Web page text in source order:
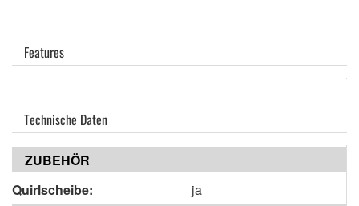
Features
Technische Daten
ZUBEHÖR
Quirlscheibe:
ja